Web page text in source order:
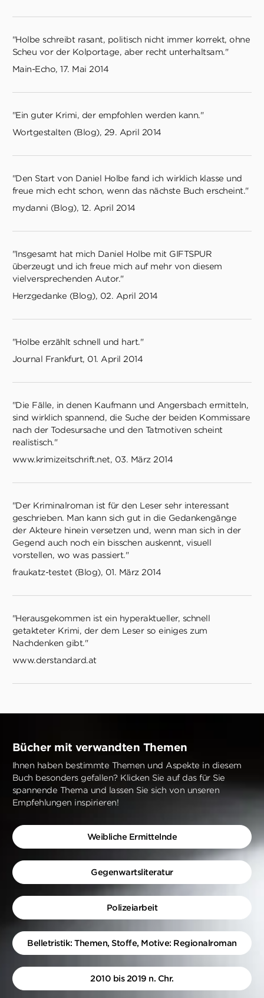
"Holbe schreibt rasant, politisch nicht immer korrekt, ohne
Scheu vor der Kolportage, aber recht unterhaltsam."
Main-Echo, 17. Mai 2014
"Ein guter Krimi, der empfohlen werden kann."
Wortgestalten (Blog), 29. April 2014
"Den Start von Daniel Holbe fand ich wirklich klasse und
freue mich echt schon, wenn das nächste Buch erscheint."
mydanni (Blog), 12. April 2014
"Insgesamt hat mich Daniel Holbe mit GIFTSPUR
überzeugt und ich freue mich auf mehr von diesem
vielversprechenden Autor."
Herzgedanke (Blog), 02. April 2014
"Holbe erzählt schnell und hart."
Journal Frankfurt, 01. April 2014
"Die Fälle, in denen Kaufmann und Angersbach ermitteln,
sind wirklich spannend, die Suche der beiden Kommissare
nach der Todesursache und den Tatmotiven scheint
realistisch."
www.krimizeitschrift.net, 03. März 2014
"Der Kriminalroman ist für den Leser sehr interessant
geschrieben. Man kann sich gut in die Gedankengänge
der Akteure hinein versetzen und, wenn man sich in der
Gegend auch noch ein bisschen auskennt, visuell
vorstellen, wo was passiert."
fraukatz-testet (Blog), 01. März 2014
"Herausgekommen ist ein hyperaktueller, schnell
getakteter Krimi, der dem Leser so einiges zum
Nachdenken gibt."
www.derstandard.at
Bücher mit verwandten Themen
Ihnen haben bestimmte Themen und Aspekte in diesem
Buch besonders gefallen? Klicken Sie auf das für Sie
spannende Thema und lassen Sie sich von unseren
Empfehlungen inspirieren!
Weibliche Ermittelnde
Gegenwartsliteratur
Polizeiarbeit
Belletristik: Themen, Stoffe, Motive: Regionalroman
2010 bis 2019 n. Chr.